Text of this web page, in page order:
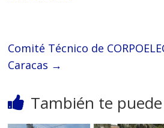
Comité Técnico de
Caracas →
También te